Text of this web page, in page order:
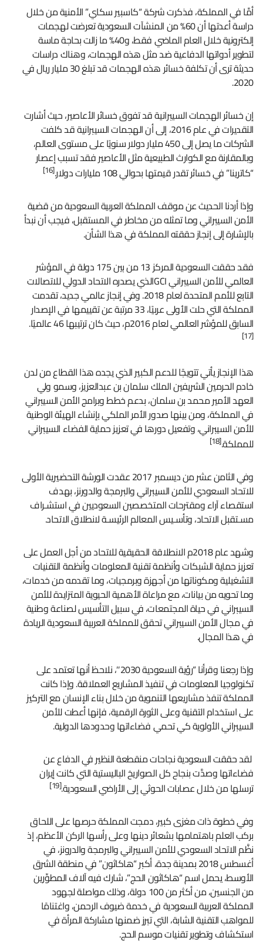
أمَّا في المملكة، فذكرت شركة “كاسبير سكاي” الأمنية من خلال
دراسة أعدتها أن 60% من المنشآت السعودية تعرضت لهجمات
إلكترونية خلال العام الماضي فقط، و40% ما زالت بحاجة ماسة
لتطوير أدواتها الدفاعية ضد مثل هذه الهجمات، وهناك دراسات
حديثة ترى أن تكلفة خسائر هذه الهجمات قد تبلغ 30 مليار ريال في
2020.
إن خسائر الهجمات السيبرانية قد تفوق خسائر الأعاصير، حيث أشارت
التقديرات في عام 2016، إلى أن الهجمات السيبرانية قد كلفت
الشركات ما يصل إلى 450 مليار دولار سنويًا على مستوى العالم،
وبالمقارنة مع الكوارث الطبيعية مثل الأعاصير فقد تسبب إعصار
“كاترينا” في خسائر تقدر قيمتها بحوالي 108 مليارات دولار.
[16]
وإذا أردنا الحديث عن موقف المملكة العربية السعودية من قضية
الأمن السيبراني وما تمثله من مخاطر في المستقبل، فيجب أن نبدأ
بالإشارة إلى إنجاز حققته المملكة في هذا الشأن.
فقد حققت السعودية المركز 13 من بين 175 دولة في المؤشر
العالمي للأمن السيبراني GCIالذي يصدره الاتحاد الدولي للاتصالات
التابع للأمم المتحدة لعام 2018. وفي إنجاز عالمي جديد، تقدمت
المملكة التي حلت الأولى عربيًا، 33 مرتبة عن تقييمها في الإصدار
السابق للمؤشر العالمي لعام 2016م، حيث كان ترتيبها 46 عالميًا.
[17]
هذا الإنجاز يأتي تتويجًا للدعم الكبير الذي يجده هذا القطاع من لدن
خادم الحرمين الشريفين الملك سلمان بن عبدالعزيز، وسمو ولي
العهد الأمير محمد بن سلمان، بدعم خطط وبرامج الأمن السيبراني
في المملكة، ومن بينها صدور الأمر الملكي بإنشاء الهيئة الوطنية
للأمن السيبراني، وتفعيل دورها في تعزيز حماية الفضاء السيبراني
للمملكة.[18]
وفي الثامن عشر من ديسمبر 2017 عقدت الورشة التحضيرية الأولى
للاتحاد السعودي للأمن السيبراني والبرمجة والدورنز، بهدف
استقصاء آراء ومقترحات المتخصصين السعوديين في استشـراف
مسـتقبل الاتحاد، وتأسـيس المعالم الرئيسـة لانطلاق الاتحاد.
وشهد عام 2018م الانطلاقة الحقيقية للاتحاد من أجل العمل على
تعزيز حماية الشبكات وأنظمة تقنية المعلومات وأنظمة التقنيات
التشغيلية ومكوناتها من أجهزة وبرمجيات، وما تقدمه من خدمات،
وما تحويه من بيانات، مع مراعاة الأهمية الحيوية المتزايدة للأمن
السيبراني في حياة المجتمعات، في سبيل التأسيس لصناعة وطنية
في مجال الأمن السيبراني تحقق للمملكة العربية السعودية الريادة
في هذا المجال.
وإذا رجعنا وقرأنا “رؤية السعودية 2030″، نلاحظ أنها تعتمد على
تكنولوجيا المعلومات في تنفيذ المشاريع العملاقة. وإذا كانت
المملكة تنفذ مشاريعها التنموية من خلال بناء الإنسان مع التركيز
على استخدام التقنية وعلى الثورة الرقمية، فإنها أعطت للأمن
السيبراني الأولوية كي تحمي فضاءاتها وحدودها الدولية.
لقد حققت السعودية نجاحات منقطعة النظير في الدفاع عن
فضاءاتها وصدَّت بنجاح كل الصواريخ الباليستية التي كانت إيران
ترسلها من خلال عصابات الحوثي إلى الأراضي السعودية.[19]
وفي خطوة ذات مغزى كبير، دمجت المملكة حرصها على اللحاق
بركب العلم باهتمامها بشعائر دينها وعلى رأسها الركن الأعظم، إذ
نظَّم الاتحاد السعودي للأمن السيبراني والبرمجة والدرونز، في
أغسطس 2018 بمدينة جدة، أكبر “هاكاثون” في منطقة الشرق
الأوسط، يحمل اسم “هاكاثون الحج”، شارك فيه آلاف المطوِّرين
من الجنسين، من أكثر من 100 دولة، وذلك مواصلة لجهود
المملكة العربية السعودية في خدمة ضيوف الرحمن، واغتنامًا
للمواهب التقنية الشابة، التي تبرز ضمنها مشاركة المرأة في
استكشاف وتطوير تقنيات موسم الحج.